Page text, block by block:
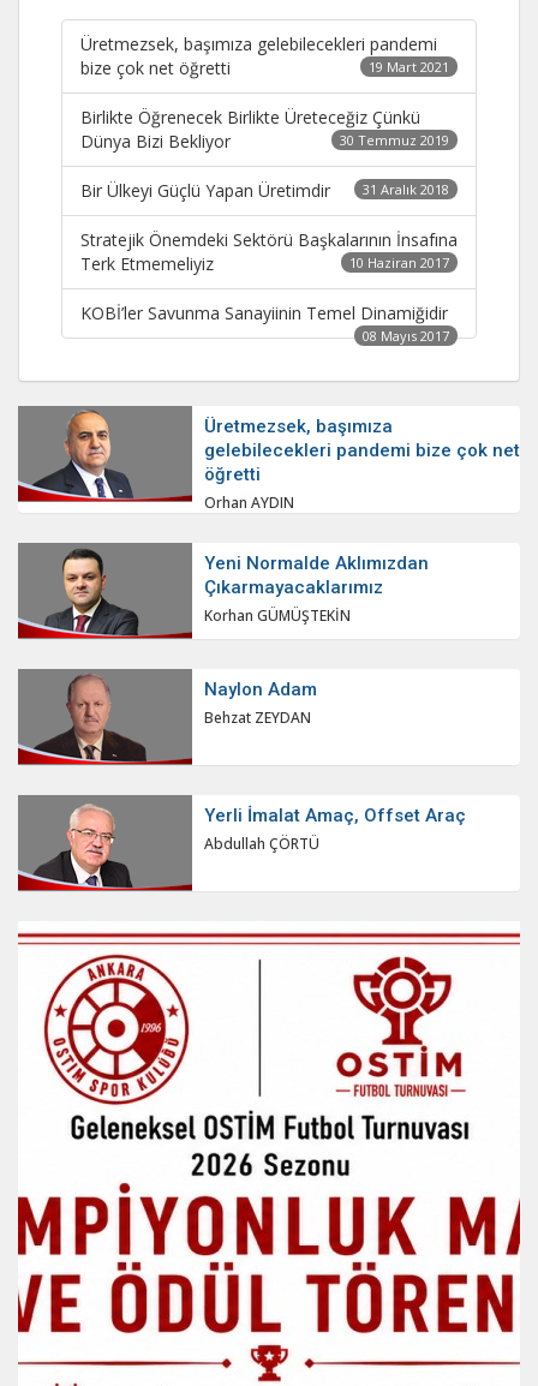
Üretmezsek, başımıza gelebilecekleri pandemi
bize çok net öğretti
19 Mart 2021
Birlikte Öğrenecek Birlikte Üreteceğiz Çünkü
Dünya Bizi Bekliyor
30 Temmuz 2019
Bir Ülkeyi Güçlü Yapan Üretimdir 31 Aralık 2018
Stratejik Önemdeki Sektörü Başkalarının İnsafına
Terk Etmemeliyiz
10 Haziran 2017
KOBİ’ler Savunma Sanayiinin Temel Dinamiğidir
08 Mayıs 2017
Üretmezsek, başımıza
gelebilecekleri pandemi bize çok net
öğretti
Orhan AYDIN
Yeni Normalde Aklımızdan
Çıkarmayacaklarımız
Korhan GÜMÜŞTEKİN
Naylon Adam
Behzat ZEYDAN
Yerli İmalat Amaç, Offset Araç
Abdullah ÇÖRTÜ